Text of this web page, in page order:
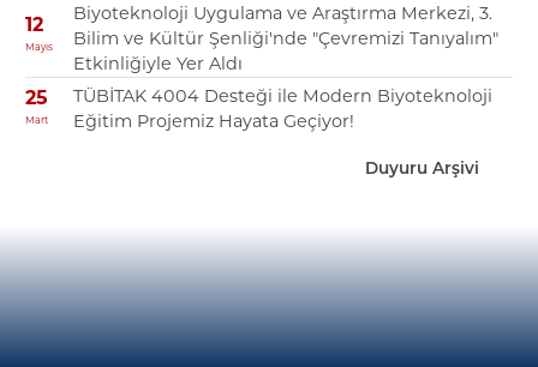
12
Mayıs
Biyoteknoloji Uygulama ve Araştırma Merkezi, 3.
Bilim ve Kültür Şenliği'nde "Çevremizi Tanıyalım"
Etkinliğiyle Yer Aldı
25
Mart
TÜBİTAK 4004 Desteği ile Modern Biyoteknoloji
Eğitim Projemiz Hayata Geçiyor!
Duyuru Arşivi